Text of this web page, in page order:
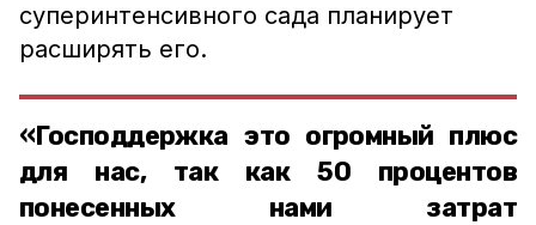
суперинтенсивного сада планирует
расширять его.
«Господдержка это огромный плюс
для нас, так как 50 процентов
понесенных нами затрат